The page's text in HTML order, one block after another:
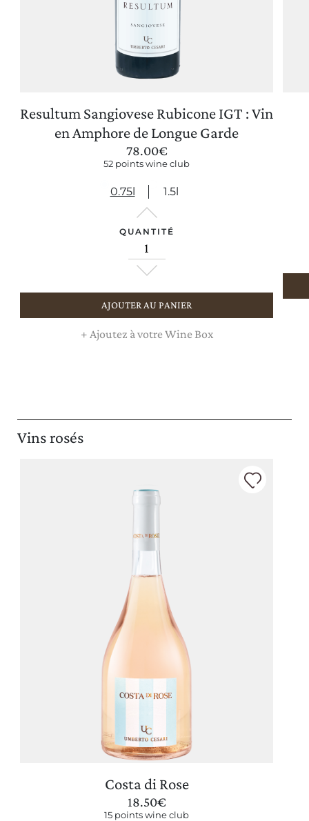
METTRE À JOUR LES PRÉFÉRENCES
Resultum Sangiovese Rubicone IGT : Vin
en Amphore de Longue Garde
78.00€
52 points wine club
0.75l 1.5l
QUANTITÉ
AJOUTER AU PANIER
+ Ajoutez à votre Wine Box
Vins rosés
Costa di Rose
18.50€
15 points wine club